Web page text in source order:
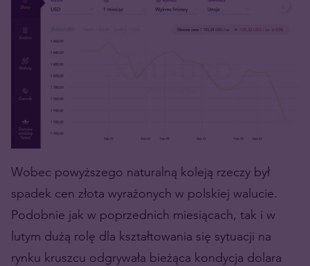
Wobec powyższego naturalną koleją rzeczy był
spadek cen złota wyrażonych w polskiej walucie.
Podobnie jak w poprzednich miesiącach, tak i w
lutym dużą rolę dla kształtowania się sytuacji na
rynku kruszcu odgrywała bieżąca kondycja dolara